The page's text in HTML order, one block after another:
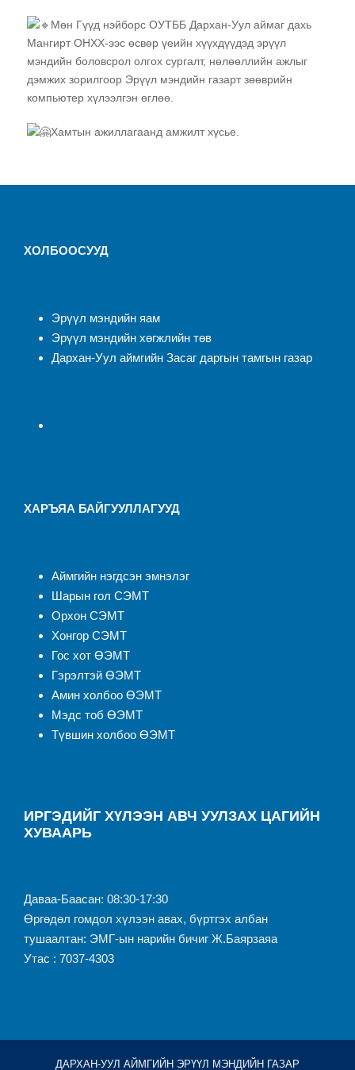
Мөн Гүүд нэйборс ОУТББ Дархан-Уул аймаг дахь
Мангирт ОНХХ-ээс өсвөр үеийн хүүхдүүдэд эрүүл
мэндийн боловсрол олгох сургалт, нөлөөллийн ажлыг
дэмжих зорилгоор Эрүүл мэндийн газарт зөөврийн
компьютер хүлээлгэн өглөө.
Хамтын ажиллагаанд амжилт хүсье.
ХОЛБООСУУД
Эрүүл мэндийн яам
Эрүүл мэндийн хөгжлийн төв
Дархан-Уул аймгийн Засаг даргын тамгын газар
ХАРЪЯА БАЙГУУЛЛАГУУД
Аймгийн нэгдсэн эмнэлэг
Шарын гол СЭМТ
Орхон СЭМТ
Хонгор СЭМТ
Гос хот ӨЭМТ
Гэрэлтэй ӨЭМТ
Амин холбоо ӨЭМТ
Мэдс тоб ӨЭМТ
Түвшин холбоо ӨЭМТ
ИРГЭДИЙГ ХҮЛЭЭН АВЧ УУЛЗАХ ЦАГИЙН
ХУВААРЬ
Даваа-Баасан: 08:30-17:30
Өргөдөл гомдол хүлээн авах, бүртгэх албан
тушаалтан: ЭМГ-ын нарийн бичиг Ж.Баярзаяа
Утас : 7037-4303
ДАРХАН-УУЛ АЙМГИЙН ЭРҮҮЛ МЭНДИЙН ГАЗАР